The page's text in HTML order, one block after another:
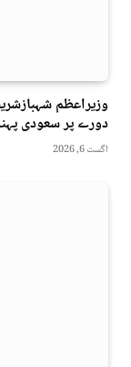
وزیراعظم
دورے پر سعودی
اگست 6, 2026